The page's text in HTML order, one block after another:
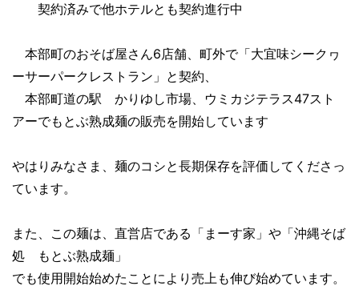
契約済みで他ホテルとも契約進行中
本部町のおそば屋さん6店舗、町外で「大宜味シークヮ
ーサーパークレストラン」と契約、
本部町道の駅 かりゆし市場、ウミカジテラス47スト
アーでもとぶ熟成麺の販売を開始しています
やはりみなさま、麺のコシと長期保存を評価してくださっ
ています。
また、この麺は、直営店である「まーす家」や「沖縄そば
処 もとぶ熟成麺」
でも使用開始始めたことにより売上も伸び始めています。